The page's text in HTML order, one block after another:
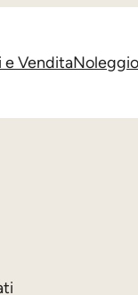
e VenditaNoleggio